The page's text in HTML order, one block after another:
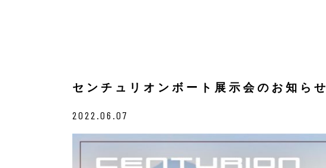
センチュリオンボート展示会のお知らせ
2022.06.07